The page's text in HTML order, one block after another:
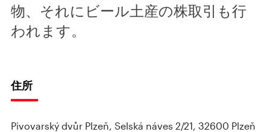
物、それにビール土産の株取引も行
われます。
住所
Pivovarský dvůr Plzeň, Selská náves 2/21, 32600 Plzeň